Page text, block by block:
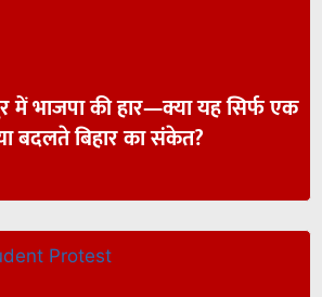
में भाजपा की हार—क्या यह सिर्फ एक
बदलते बिहार का संकेत?